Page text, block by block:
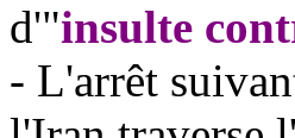
d'"insulte
- L'arrêt